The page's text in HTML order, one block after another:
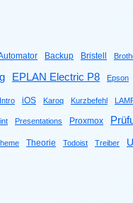
Backup Bristell
EPLAN Electric P8 Epson
Intro iOS Karoq Kurzbefehl
Presentations Proxmox
Theorie Todoist Treiber